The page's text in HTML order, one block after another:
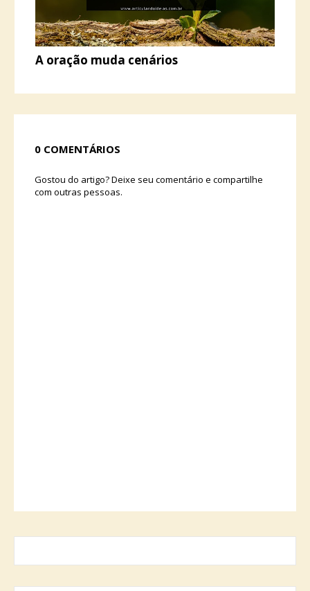
A oração muda cenários
0 COMENTÁRIOS
Gostou do artigo? Deixe seu comentário e compartilhe
com outras pessoas.